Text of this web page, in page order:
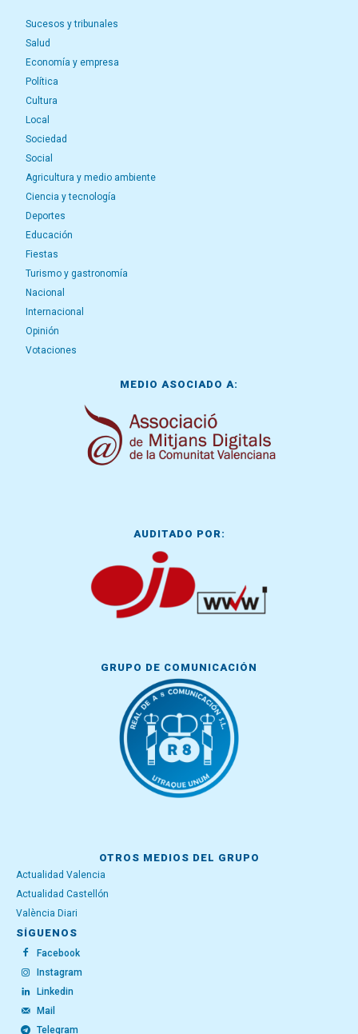
Sucesos y tribunales
Salud
Economía y empresa
Política
Cultura
Local
Sociedad
Social
Agricultura y medio ambiente
Ciencia y tecnología
Deportes
Educación
Fiestas
Turismo y gastronomía
Nacional
Internacional
Opinión
Votaciones
MEDIO ASOCIADO A:
AUDITADO POR:
GRUPO DE COMUNICACIÓN
OTROS MEDIOS DEL GRUPO
Actualidad Valencia
Actualidad Castellón
València Diari
SÍGUENOS
Facebook
Instagram
Linkedin
Mail
Telegram